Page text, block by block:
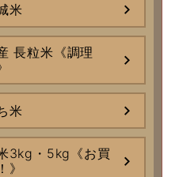
米
長粒米《調理
米
3kg・5kg《お買
》